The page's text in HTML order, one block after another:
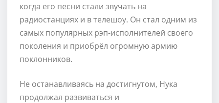
когда его песни стали звучать на
радиостанциях и в телешоу. Он стал одним из
самых популярных рэп-исполнителей своего
поколения и приобрёл огромную армию
поклонников.
Не останавливаясь на достигнутом, Нука
продолжал развиваться и